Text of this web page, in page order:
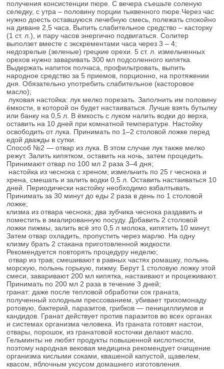
получения консистенции пюре. С вечера съешьте соленую
селедку, с утра – половину порции тыквенного пюре.Через час
нужно доесть оставшуюся лечебную смесь, полежать спокойно
на диване 2,5 часа. Выпить слабительное средство – касторку
(1 ст. л.), и пару часов энергично подвигаться. Солитер
выползет вместе с экскрементами часа через 3 – 4;
недозрелые (зеленые) грецкие орехи. 5 ст. л. измельченных
орехов нужно заваривать 300 мл подсоленного кипятка.
Выдержать напиток полчаса, профильтровать, выпить
народное средство за 5 приемов, порционно, на протяжении
дня. Обязательно употребить слабительное (касторовое
масло);
луковая настойка: лук мелко порезать. Заполнить им половину
ёмкости, в которой он будет настаиваться. Лучше взять бутылку
или банку на 0,5 л. В ёмкость с луком налить водки до верха,
оставить на 10 дней при комнатной температуре. Настойку
освободить от лука. Принимать по 1–2 столовой ложке перед
едой дважды в сутки.
Способ №2 — отвар из лука. В этом случае лук также мелко
режут. Залить кипятком, оставить на ночь, затем процедить.
Принимают отвар по 100 мл 2 раза 3–4 дня;
настойка из чеснока с хреном; измельчить по 25 г чеснока и
хрена, смешать и залить водки 0,5 л. Оставить настаиваться 10
дней. Периодически настойку необходимо взбалтывать.
Принимать за 30 минут до еды 2 раза в день по 1 столовой
ложке;
клизма из отвара чеснока; два зубчика чеснока раздавить и
поместить в эмалированную посуду. Добавить 2 столовой
ложки пижмы, залить всё это 0,5 л молока, кипятить 10 минут.
Затем отвар охладить, пропустить через марлю. На одну
клизму брать 2 стакана приготовленной жидкости.
Рекомендуется повторять процедуру неделю;
отвар из трав; смешивают в равных частях ромашку, полынь
морскую, полынь горькую, пижму. Берут 1 столовую ложку этой
смеси, заваривают 200 мл кипятка, настаивают и процеживают.
Принимать по 200 мл 2 раза в течение 3 дней;
гранат: даже после тепловой обработки сок граната,
полученный холодным прессованием, убивает трихомонаду
ротовую, бактерий, паразитов, грибков — пенициллиумов и
кандидов. Гранат действует против паразитов во всех органах
и системах организма человека. Из граната готовят настои,
отвары, порошок, из гранатовой косточки делают масло.
Гельминты не любят продукты повышенной кислотности,
поэтому народная вековая медицина рекомендует очищение
организма кислыми соками, квашеной капустой, щавелем,
квасом, яблочным уксусом домашнего изготовления.